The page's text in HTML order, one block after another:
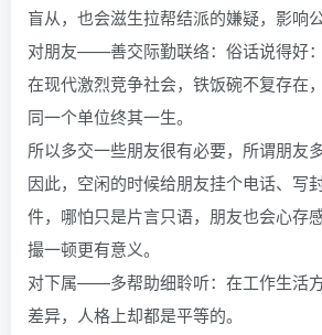
盲从，也会滋生拉帮结派的嫌疑，影响
对朋友——善交际勤联络：俗话说得好：
在现代激烈竞争社会，铁饭碗不复存在
同一个单位终其一生。
所以多交一些朋友很有必要，所谓朋友
因此，空闲的时候给朋友挂个电话、写
件，哪怕只是片言只语，朋友也会心存
撮一顿更有意义。
对下属——多帮助细聆听：在工作生活
差异，人格上却都是平等的。